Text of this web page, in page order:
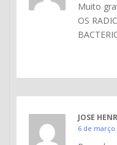
Muito
OS
JOSE
6 de março